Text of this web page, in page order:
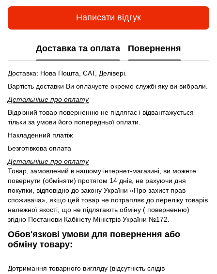
Написати відгук
Доставка та оплата Повернення
Доставка: Нова Пошта, САТ, Делівері.
Вартість доставки Ви оплачуєте окремо службі яку ви вибрали.
Детальніше про оплату
Відрізний товар поверненню не підлягає і відвантажується
тільки за умови його попередньої оплати.
Накладенний платіж
Безготівкова оплата
Детальніше про оплату
Товар, замовлений в нашому інтернет-магазині, ви можете
повернути (обміняти) протягом 14 днів, не рахуючи дня
покупки, відповідно до закону України «Про захист прав
споживача», якщо цей товар не потрапляє до переліку товарів
належної якості, що не підлягають обміну ( поверненню)
згідно Постанови Кабінету Міністрів України №172.
Обов'язкові умови для повернення або
обміну товару:
Дотримання товарного вигляду (відсутність слідів